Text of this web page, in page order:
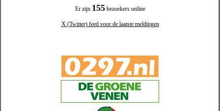
Er zijn 155bezoekers online
X (Twitter) feed voor de laatste meldingen